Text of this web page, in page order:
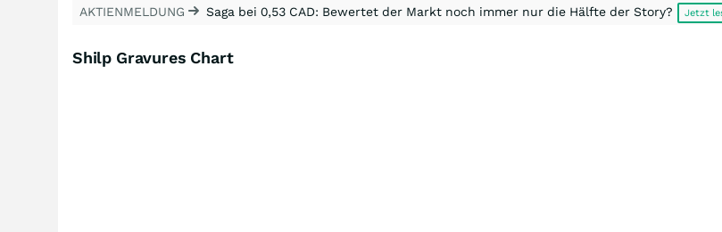
AKTIENMELDUNG Saga bei 0,53 CAD: Bewertet der Markt noch immer nur die Hälfte der Story? Jetzt
Shilp Gravures Chart